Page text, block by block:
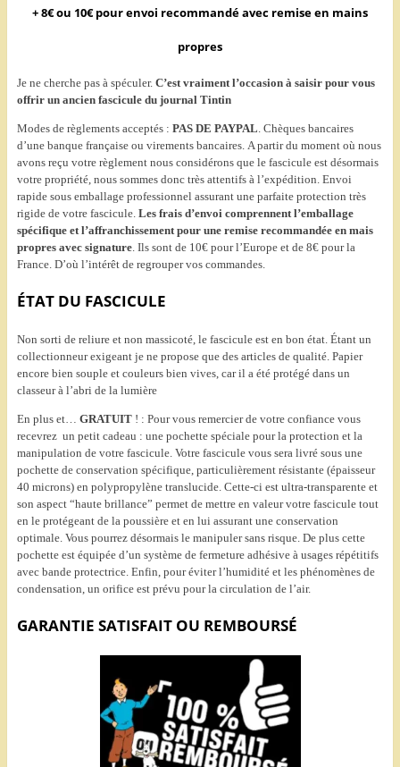
+ 8€ ou 10€ pour envoi recommandé avec remise en mains
propres
Je ne cherche pas à spéculer. C’est vraiment l’occasion à saisir pour vous
offrir un ancien fascicule du journal Tintin
Modes de règlements acceptés : PAS DE PAYPAL. Chèques bancaires
d’une banque française ou virements bancaires. A partir du moment où nous
avons reçu votre règlement nous considérons que le fascicule est désormais
votre propriété, nous sommes donc très attentifs à l’expédition. Envoi
rapide sous emballage professionnel assurant une parfaite protection très
rigide de votre fascicule.Les frais d’envoi comprennent l’emballage
spécifique et l’affranchissement pour une remise recommandée en mais
propres avec signature. Ils sont de 10€ pour l’Europe et de 8€ pour la
France. D’où l’intérêt de regrouper vos commandes.
ÉTAT DU FASCICULE
Non sorti de reliure et non massicoté, le fascicule est en bon état. Étant un
collectionneur exigeant je ne propose que des articles de qualité. Papier
encore bien souple et couleurs bien vives, car il a été protégé dans un
classeur à l’abri de la lumière
En plus et… GRATUIT! : Pour vous remercier de votre confiance vous
recevrez un petit cadeau : une pochette spéciale pour la protection et la
manipulation de votre fascicule. Votre fascicule vous sera livré sous une
pochette de conservation spécifique, particulièrement résistante (épaisseur
40 microns) en polypropylène translucide. Cette-ci est ultra-transparente et
son aspect “haute brillance” permet de mettre en valeur votre fascicule tout
en le protégeant de la poussière et en lui assurant une conservation
optimale. Vous pourrez désormais le manipuler sans risque. De plus cette
pochette est équipée d’un système de fermeture adhésive à usages répétitifs
avec bande protectrice. Enfin, pour éviter l’humidité et les phénomènes de
condensation, un orifice est prévu pour la circulation de l’air.
GARANTIE SATISFAIT OU REMBOURSÉ